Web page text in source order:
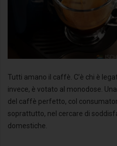
Tutti amano il caffè. C’è chi è
invece, è votato al monodose.
del caffè perfetto, col
soprattutto, nel cercare di
domestiche.